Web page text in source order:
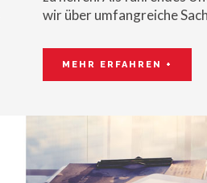
wir über umfangreiche
MEHR ERFAHREN +